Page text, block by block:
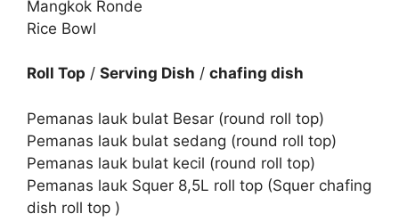
Mangkok Ronde
Rice Bowl
Roll Top / Serving Dish / chafing dish
Pemanas lauk bulat Besar (round roll top)
Pemanas lauk bulat sedang (round roll top)
Pemanas lauk bulat kecil (round roll top)
Pemanas lauk Squer 8,5L roll top (Squer chafing
dish roll top )